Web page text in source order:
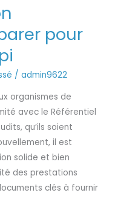
pour
/ admin9622
organismes de
avec le Référentiel
qu’ils soient
il est
solide et bien
des prestations
clés à fournir